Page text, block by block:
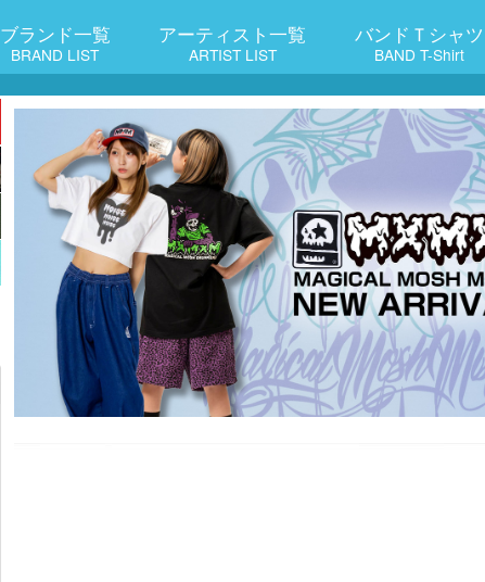
ブランド一覧
BRAND LIST
アーティスト一覧
ARTIST LIST
バンドＴシャツ
BAND T-Shirt